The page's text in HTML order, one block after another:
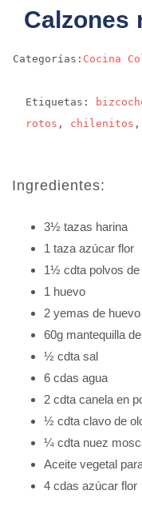
Calzones
Categorías: Cocina
Etiquetas:
rotos , chilenitos ,
Ingredientes:
3½ tazas harina
1 taza azúcar flor
1½ cdta polvos de
1 huevo
2 yemas de huevo
60g mantequilla
½ cdta sal
6 cdas agua
2 cdta canela en
½ cdta clavo de
¼ cdta nuez
Aceite vegetal
4 cdas azúcar flor